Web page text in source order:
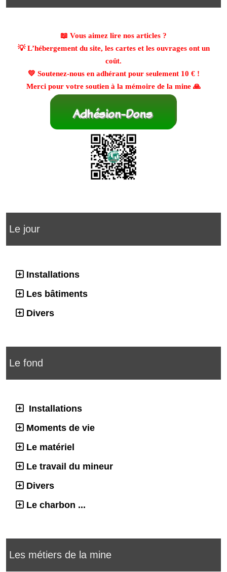
📖 Vous aimez lire nos articles ?
💡 L’hébergement du site, les cartes et les ouvrages ont un
coût.
💛 Soutenez-nous en adhérant pour seulement 10 €!
Merci pour votre soutien à la mémoire de la mine 🙏
Le jour
Installations
Les bâtiments
Divers
Le fond
Installations
Moments de vie
Le matériel
Le travail du mineur
Divers
Le charbon ...
Les métiers de la mine